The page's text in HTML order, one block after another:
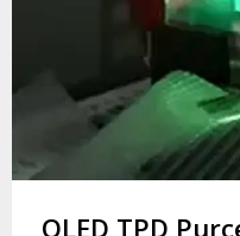
OLED TPD